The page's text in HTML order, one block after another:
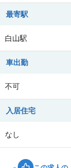
最寄駅
白山駅
車出勤
不可
入居住宅
なし